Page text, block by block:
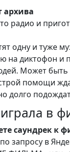
архива
радио и
одну и туже
на диктофон и
Может быть
помощи
долго
в
саундрек к
запросу в